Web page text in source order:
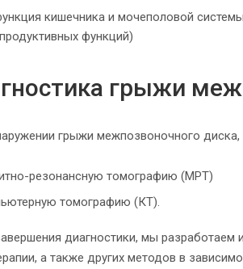
кишечника и мочеполовой
функций)
грыжи
грыжи межпозвоночного
резонансную томографию (МРТ)
томографию (КТ).
диагностики, мы
а также других методов в